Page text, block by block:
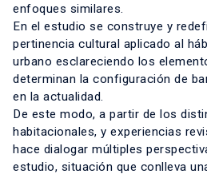
enfoques similares.
En el estudio se construye y
pertinencia cultural aplicado al
urbano esclareciendo los
determinan la configuración de
en la actualidad.
De este modo, a partir de los
habitacionales, y experiencias
hace dialogar múltiples
estudio, situación que conlleva